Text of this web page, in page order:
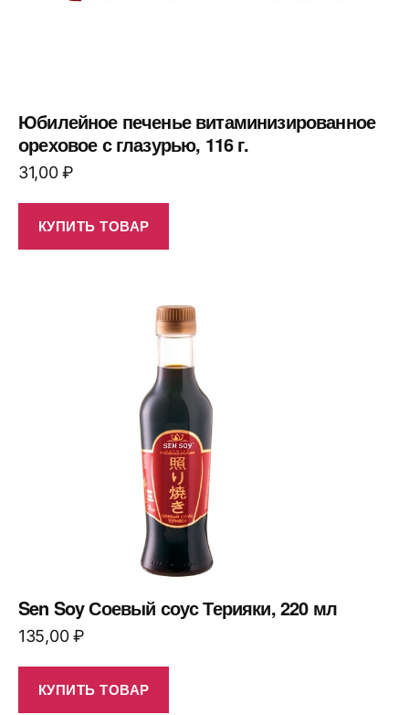
Юбилейное печенье витаминизированное
ореховое с глазурью, 116 г.
31,00₽
КУПИТЬ ТОВАР
Sen Soy Соевый соус Терияки, 220 мл
135,00₽
КУПИТЬ ТОВАР